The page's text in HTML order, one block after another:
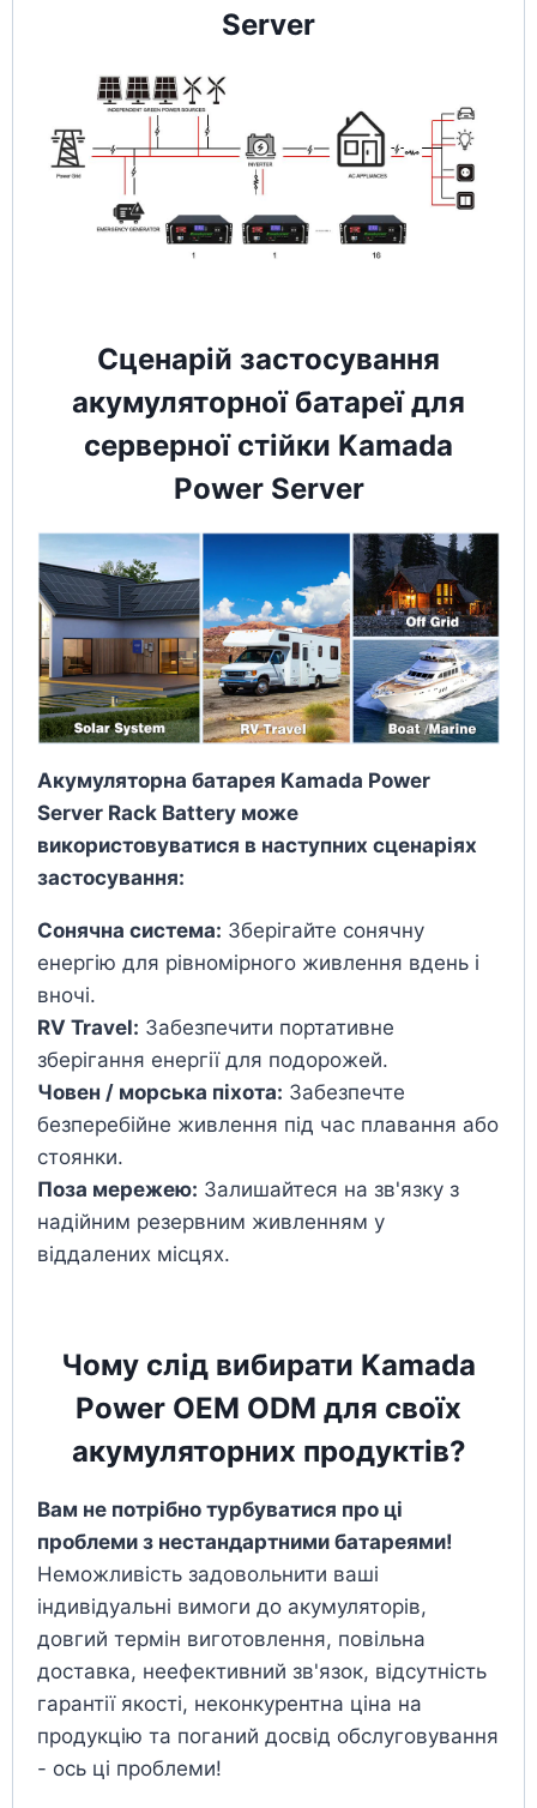
Server
Сценарій застосування
акумуляторної батареї для
серверної стійки Kamada
Power Server
Акумуляторна батарея Kamada Power
Server Rack Battery може
використовуватися в наступних сценаріях
застосування:
Сонячна система: Зберігайте сонячну
енергію для рівномірного живлення вдень і
вночі.
RV Travel: Забезпечити портативне
зберігання енергії для подорожей.
Човен / морська піхота: Забезпечте
безперебійне живлення під час плавання або
стоянки.
Поза мережею: Залишайтеся на зв'язку з
надійним резервним живленням у
віддалених місцях.
Чому слід вибирати Kamada
Power OEM ODM для своїх
акумуляторних продуктів?
Вам не потрібно турбуватися про ці
проблеми з нестандартними батареями!
Неможливість задовольнити ваші
індивідуальні вимоги до акумуляторів,
довгий термін виготовлення, повільна
доставка, неефективний зв'язок, відсутність
гарантії якості, неконкурентна ціна на
продукцію та поганий досвід обслуговування
- ось ці проблеми!